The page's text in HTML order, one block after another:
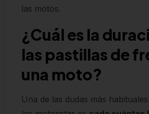
las motos.
¿Cuál es la
las pastillas de
una moto?
Una de las dudas más